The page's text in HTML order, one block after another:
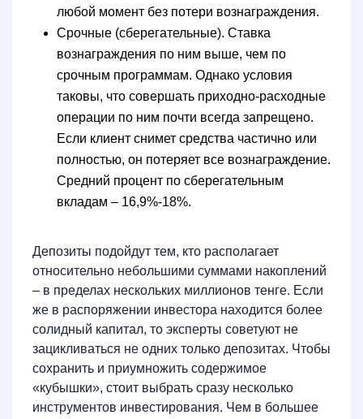
любой момент без потери вознаграждения.
Срочные (сберегательные). Ставка
вознаграждения по ним выше, чем по
срочным программам. Однако условия
таковы, что совершать приходно-расходные
операции по ним почти всегда запрещено.
Если клиент снимет средства частично или
полностью, он потеряет все вознаграждение.
Средний процент по сберегательным
вкладам – 16,9%-18%.
Депозиты подойдут тем, кто располагает
относительно небольшими суммами накоплений
– в пределах нескольких миллионов тенге. Если
же в распоряжении инвестора находится более
солидный капитал, то эксперты советуют не
зацикливаться не одних только депозитах. Чтобы
сохранить и приумножить содержимое
«кубышки», стоит выбрать сразу несколько
инструментов инвестирования. Чем в большее